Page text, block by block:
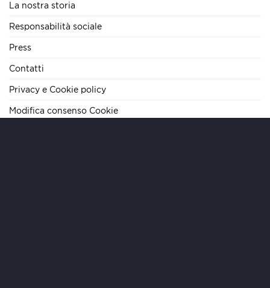
La nostra storia
Responsabilità sociale
Press
Contatti
Privacy e Cookie policy
Modifica consenso Cookie